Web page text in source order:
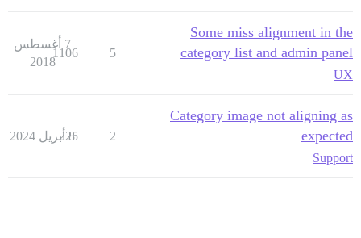
Some miss alignment in the
category list and admin panel
UX
5
1106
7 أغسطس
2018
Category image not aligning as
expected
Support
2
225
8 أبريل 2024